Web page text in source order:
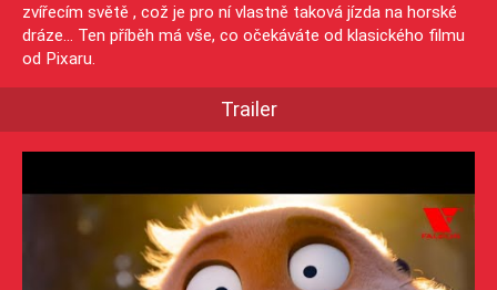
zvířecím světě , což je pro ní vlastně taková jízda na horské
dráze… Ten příběh má vše, co očekáváte od klasického filmu
od Pixaru.
Trailer